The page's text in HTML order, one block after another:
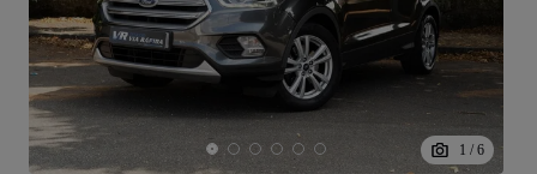
1 / 6